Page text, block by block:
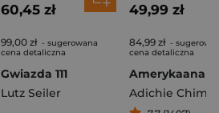
60,45 zł
99,00 zł - sugerowana
cena detaliczna
Gwiazda 111
Lutz Seiler
49,99 zł
84,99 zł -
cena detaliczna
Amerykaana